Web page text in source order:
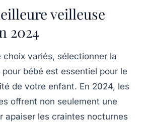
veilleuse
2024
choix variés, sélectionner la
bébé est essentiel pour le
de votre enfant. En 2024, les
offrent non seulement une
apaiser les craintes nocturnes